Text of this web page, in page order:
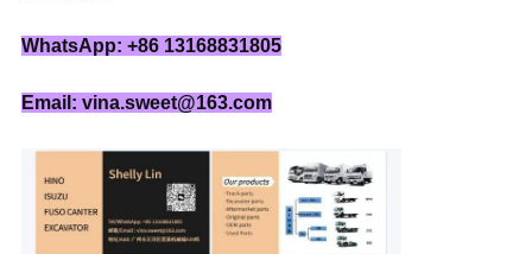
WhatsApp: +86 13168831805
Email: vina.sweet@163.com